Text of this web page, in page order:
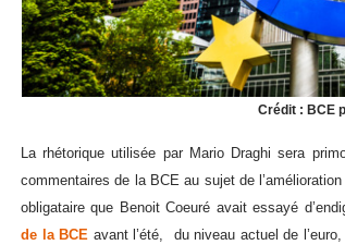
Crédit : BCE
La rhétorique utilisée par Mario Draghi sera
commentaires de la BCE au sujet de
obligataire que Benoit Coeuré avait essayé
de la BCE avant l’été, du niveau actuel de